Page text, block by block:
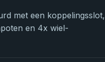
met een koppelingsslot,
en 4x wiel-